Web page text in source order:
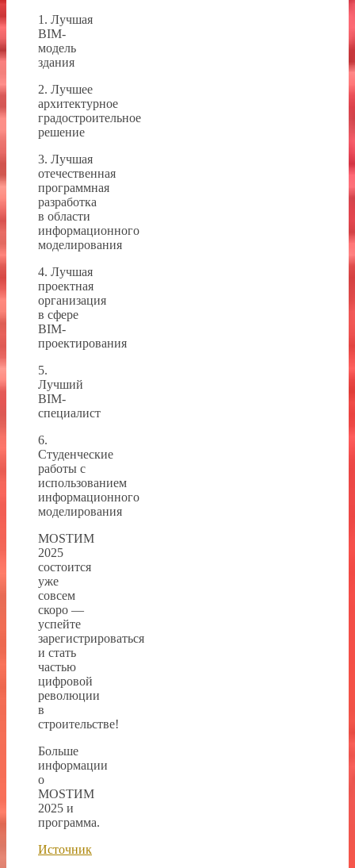
1. Лучшая
BIM-
модель
здания
2. Лучшее
архитектурное
градостроительное
решение
3. Лучшая
отечественная
программная
разработка
в области
информационного
моделирования
4. Лучшая
проектная
организация
в сфере
BIM-
проектирования
5.
Лучший
BIM-
специалист
6.
Студенческие
работы с
использованием
информационного
моделирования
MOSТИМ
2025
состоится
уже
совсем
скоро —
успейте
зарегистрироваться
и стать
частью
цифровой
революции
в
строительстве!
Больше
информации
о
MOSТИМ
2025 и
программа.
Источник